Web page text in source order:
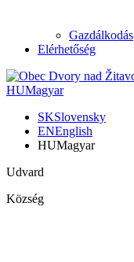
Gazdálkodás
Elérhetőség
HUMagyar
SKSlovensky
ENEnglish
HUMagyar
Udvard
Község